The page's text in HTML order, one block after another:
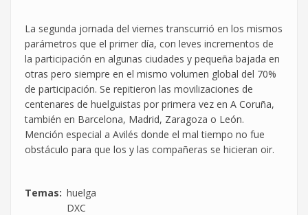
la
jornada
laboral
La segunda jornada del viernes transcurrió en los mismos
parámetros que el primer día, con leves incrementos de
la participación en algunas ciudades y pequeña bajada en
otras pero siempre en el mismo volumen global del 70%
de participación. Se repitieron las movilizaciones de
centenares de huelguistas por primera vez en A Coruña,
también en Barcelona, Madrid, Zaragoza o León.
Mención especial a Avilés donde el mal tiempo no fue
obstáculo para que los y las compañeras se hicieran oir.
Temas
huelga
DXC